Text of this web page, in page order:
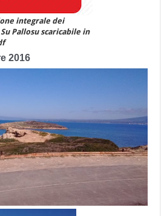
integrale dei
Pallosu scaricabile in
2016